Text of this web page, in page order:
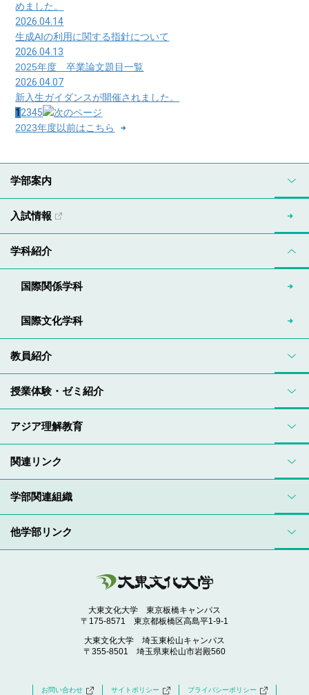
めました。
2026.04.14
生成AIの利用に関する指針について
2026.04.13
2025年度 卒業論文題目一覧
2026.04.07
新入生ガイダンスが開催されました。
1 2345
2023年度以前はこちら
学部関連組織
他学部リンク
大東文化大学 東京板橋キャンパス
〒175-8571 東京都板橋区高島平1-9-1
大東文化大学 埼玉東松山キャンパス
〒355-8501 埼玉県東松山市岩殿560
お問い合わせ サイトポリシー プライバシーポリシー
学部案内
入試情報
学科紹介
国際関係学科
国際文化学科
教員紹介
授業体験・ゼミ紹介
アジア理解教育
関連リンク